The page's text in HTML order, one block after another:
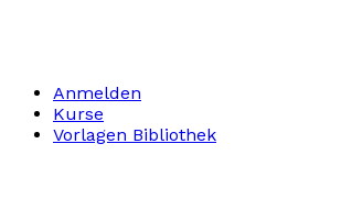
Anmelden
Kurse
Vorlagen Bibliothek